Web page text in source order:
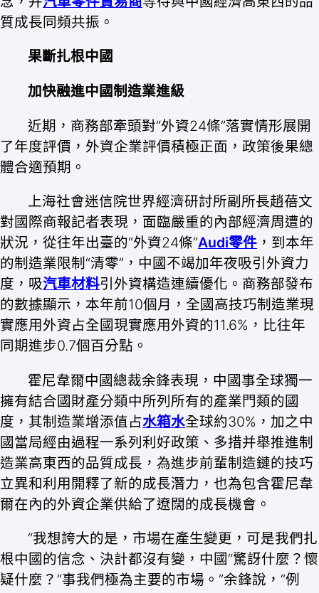
質成長同頻共振。
果斷扎根中國
加快融進中國制造業進級
近期，商務部牽頭對“外資24條”落實情形展開
了年度評價，外資企業評價積極正面，政策後果總
體合適預期。
上海社會迷信院世界經濟研討所副所長趙蓓文
對國際商報記者表現，面臨嚴重的內部經濟周遭的
狀況，從往年出臺的“外資24條”Audi零件 ，到本年
的制造業限制“清零”，中國不竭加年夜吸引外資力
度，吸汽車材料引外資構造連續優化。商務部發布
的數據顯示，本年前10個月，全國高技巧制造業現
實應用外資占全國現實應用外資的11.6%，比往年
同期進步0.7個百分點。
霍尼韋爾中國總裁余鋒表現，中國事全球獨一
擁有結合國財產分類中所列所有的產業門類的國
度，其制造業增添值占水箱水全球約30%，加之中
國當局經由過程一系列利好政策、多措并舉推進制
造業高東西的品質成長，為進步前輩制造鏈的技巧
立異和利用開釋了新的成長潛力，也為包含霍尼韋
爾在內的外資企業供給了遼闊的成長機會。
“我想誇大的是，市場在產生變更，可是我們扎
根中國的信念、決計都沒有變，中國“驚訝什麼？懷
疑什麼？”事我們極為主要的市場。”余鋒說，“例